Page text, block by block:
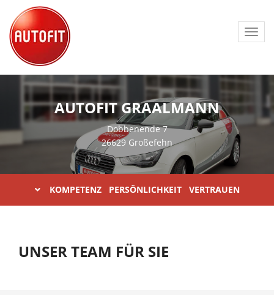
AUTOFIT GRAALMANN
Dobbenende 7
26629 Großefehn
KOMPETENZ PERSÖNLICHKEIT VERTRAUEN
UNSER TEAM FÜR SIE